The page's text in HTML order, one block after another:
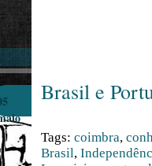
Brasil e
Tags: coimbra,
Brasil,